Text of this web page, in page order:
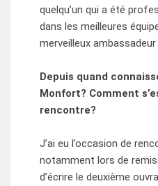
quelqu’un qui a été
dans les meilleures
merveilleux
Depuis quand
Monfort? Comment
rencontre?
J’ai eu l’occasion de
notamment lors de
d’écrire le deuxième